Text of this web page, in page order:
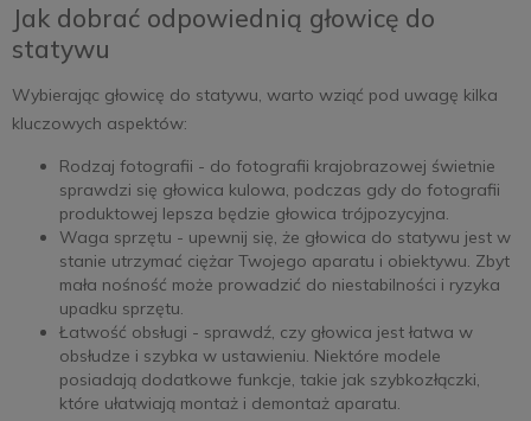
Jak dobrać odpowiednią głowicę do
statywu
Wybierając głowicę do statywu, warto wziąć pod uwagę kilka
kluczowych aspektów:
Rodzaj fotografii - do fotografii krajobrazowej świetnie
sprawdzi się głowica kulowa, podczas gdy do fotografii
produktowej lepsza będzie głowica trójpozycyjna.
Waga sprzętu - upewnij się, że głowica do statywu jest w
stanie utrzymać ciężar Twojego aparatu i obiektywu. Zbyt
mała nośność może prowadzić do niestabilności i ryzyka
upadku sprzętu.
Łatwość obsługi - sprawdź, czy głowica jest łatwa w
obsłudze i szybka w ustawieniu. Niektóre modele
posiadają dodatkowe funkcje, takie jak szybkozłączki,
które ułatwiają montaż i demontaż aparatu.